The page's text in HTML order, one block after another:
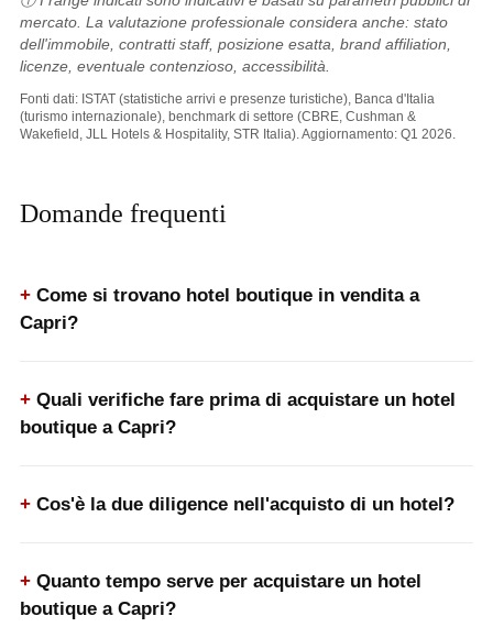
mercato. La valutazione professionale considera anche: stato
dell'immobile, contratti staff, posizione esatta, brand affiliation,
licenze, eventuale contenzioso, accessibilità.
Fonti dati: ISTAT (statistiche arrivi e presenze turistiche), Banca d'Italia
(turismo internazionale), benchmark di settore (CBRE, Cushman &
Wakefield, JLL Hotels & Hospitality, STR Italia). Aggiornamento: Q1 2026.
Domande frequenti
Come si trovano hotel boutique in vendita a
Capri?
Quali verifiche fare prima di acquistare un hotel
boutique a Capri?
Cos'è la due diligence nell'acquisto di un hotel?
Quanto tempo serve per acquistare un hotel
boutique a Capri?